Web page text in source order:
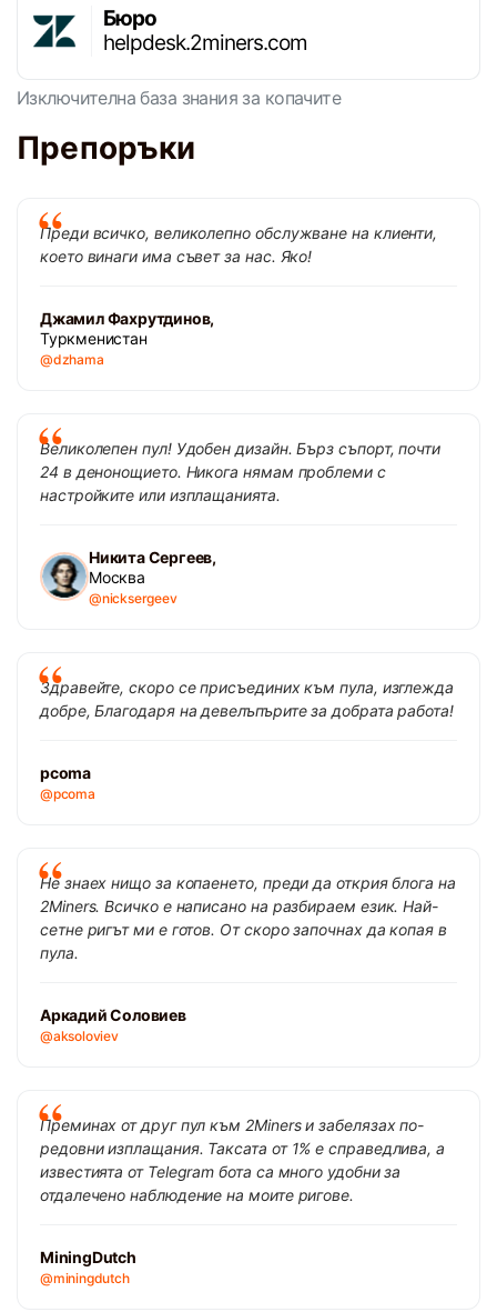
Бюро
helpdesk.2miners.com
Изключителна база знания за копачите
Препоръки
Преди всичко, великолепно обслужване на клиенти,
което винаги има съвет за нас. Яко!
Джамил Фахрутдинов,
Туркменистан
@dzhama
Великолепен пул! Удобен дизайн. Бърз съпорт, почти
24 в денонощието. Никога нямам проблеми с
настройките или изплащанията.
Никита Сергеев,
Москва
@nicksergeev
Здравейте, скоро се присъединих към пула, изглежда
добре, Благодаря на девелъпърите за добрата работа!
pcoma
@pcoma
Не знаех нищо за копаенето, преди да открия блога на
2Miners. Всичко е написано на разбираем език. Най-
сетне ригът ми е готов. От скоро започнах да копая в
пула.
Аркадий Соловиев
@aksoloviev
Преминах от друг пул към 2Miners и забелязах по-
редовни изплащания. Таксата от 1% е справедлива, а
известията от Telegram бота са много удобни за
отдалечено наблюдение на моите ригове.
MiningDutch
@miningdutch